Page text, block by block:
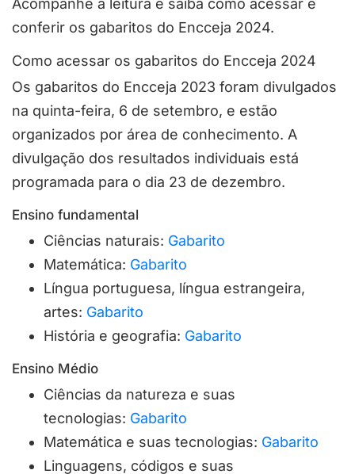
Acompanhe a leitura e saiba como acessar e
conferir os gabaritos do Encceja 2024.
Como acessar os gabaritos do Encceja 2024
Os gabaritos do Encceja 2023 foram divulgados
na quinta-feira, 6 de setembro, e estão
organizados por área de conhecimento. A
divulgação dos resultados individuais está
programada para o dia 23 de dezembro.
Ensino fundamental
Ciências naturais: Gabarito
Matemática: Gabarito
Língua portuguesa, língua estrangeira,
artes: Gabarito
História e geografia: Gabarito
Ensino Médio
Ciências da natureza e suas
tecnologias: Gabarito
Matemática e suas tecnologias: Gabarito
Linguagens, códigos e suas